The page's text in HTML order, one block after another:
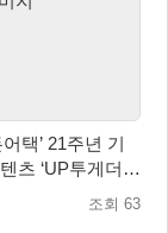
택’ 21주년 기
츠 ‘UP투게더’
조회 63